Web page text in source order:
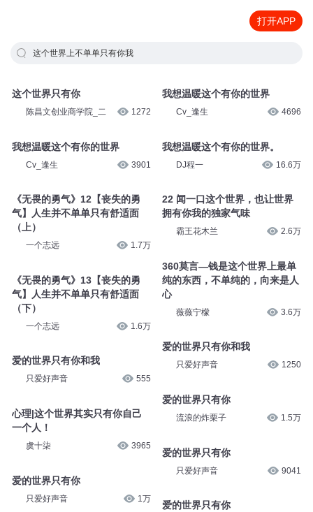
打开APP
这个世界上不单单只有你我
这个世界只有你
陈昌文创业商学院_二 1272
我想温暖这个有你的世界
Cv_逢生 3901
《无畏的勇气》12【丧失的勇
气】人生并不单单只有舒适面
（上）
一个志远 1.7万
《无畏的勇气》13【丧失的勇
气】人生并不单单只有舒适面
（下）
一个志远 1.6万
爱的世界只有你和我
只爱好声音 555
心理|这个世界其实只有你自己
一个人！
虞十柒 3965
爱的世界只有你
只爱好声音 1万
我想温暖这个有你的世界
Cv_逢生 4696
我想温暖这个有你的世界。
DJ程一 16.6万
22 闻一口这个世界，也让世界
拥有你我的独家气味
霸王花木兰 2.6万
360莫言—钱是这个世界上最单
纯的东西，不单纯的，向来是人
心
薇薇宁檬 3.6万
爱的世界只有你和我
只爱好声音 1250
爱的世界只有你
流浪的炸栗子 1.5万
爱的世界只有你
只爱好声音 9041
爱的世界只有你